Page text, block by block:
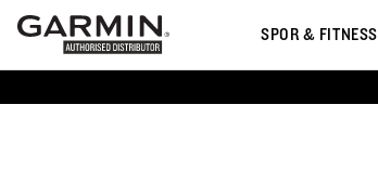
SPOR & FITNESS